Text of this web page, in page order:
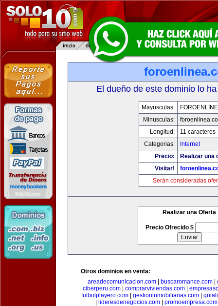
El dueño de este dominio lo
Mayusculas:
Minusculas:
Longitud:
11 caracteres
Categorias:
Internet
Precio:
Realizar una
Visitar!
Serán consideradas
Realizar una Oferta
Precio Ofrecido $
Otros dominios en venta:
areadecomunicacion.com| buscaromance.com|
ciberperu.com
comprarviviendas.com
futbolplayero.com| gestioninmobiliarias.com|
lideresdenegocios.com promoempresa.com